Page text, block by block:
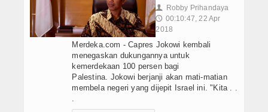
👤 Robby Prihandaya
🕔 00:10:47, 22 Apr
2018
Merdeka.com - Capres Jokowi kembali
menegaskan dukungannya untuk
kemerdekaan 100 persen bagi
Palestina. Jokowi berjanji akan mati-matian
membela negeri yang dijepit Israel ini. "Kita . .